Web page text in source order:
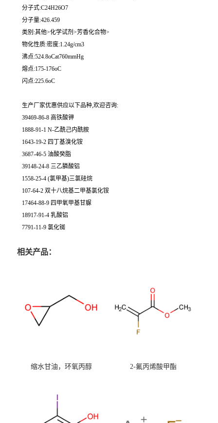
分子式:C24H26O7
分子量:426.459
类别:其他>化学试剂>芳香化合物>
物化性质:密度:1.24g/cm3
沸点:524.8oCat760mmHg
熔点:175-176oC
闪点:225.6oC
生产厂家优惠供应以下品种,欢迎咨询:
39469-86-8 高铁酸钾
1888-91-1 N-乙酰己内酰胺
1643-19-2 四丁基溴化铵
3687-46-5 油酸癸脂
39148-24-8 三乙膦酸铝
1558-25-4 (氯甲基)三氯硅烷
107-64-2 双十八烷基二甲基氯化铵
17464-88-9 四甲氧甲基甘脲
18917-91-4 乳酸铝
7791-11-9 氯化铷
相关产品：
缩水甘油，环氧丙醇 2-氟丙烯酸甲酯